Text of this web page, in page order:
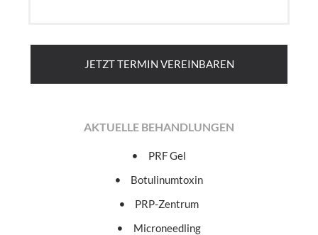
JETZT TERMIN VEREINBAREN
AKTUELLE BEHANDLUNGEN
PRF Gel
Botulinumtoxin
PRP-Zentrum
Microneedling